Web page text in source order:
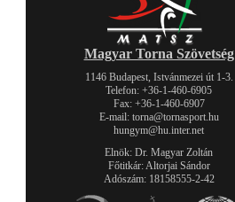
Magyar Torna Szövetség
1146 Budapest, Istvánmezei út 1-3.
Telefon: +36-1-460-6905
Fax: +36-1-460-6907
E-mail: torna@tornasport.hu
hungym@hu.inter.net
Elnök: Dr. Magyar Zoltán
Főtitkár: Altorjai Sándor
Adószám: 18158555-2-42